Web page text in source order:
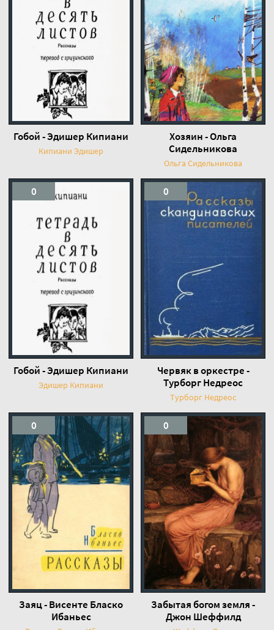
Гобой - Эдишер Кипиани
Кипиани Эдишер
Хозяин - Ольга
Сидельникова
Ольга Сидельникова
0
Гобой - Эдишер Кипиани
Эдишер Кипиани
0
Червяк в оркестре -
Турборг Недреос
Турборг Недреос
0
Заяц - Висенте Бласко
Ибаньес
0
Забытая богом земля -
Джон Шеффилд